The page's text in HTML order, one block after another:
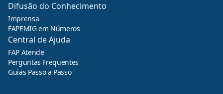
Difusão do Conhecimento
Imprensa
FAPEMIG em Números
Central de Ajuda
FAP Atende
Perguntas Frequentes
Guias Passo a Passo